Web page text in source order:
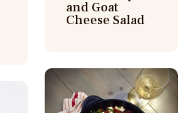
and Goat
Cheese Salad